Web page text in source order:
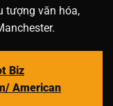
tượng văn hóa,
Biz
American